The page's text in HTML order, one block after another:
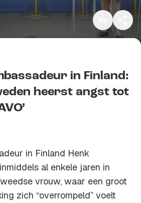
in Finland:
heerst angst tot
in Finland Henk
al enkele jaren in
vrouw, waar een groot
zich “overrompeld” voelt